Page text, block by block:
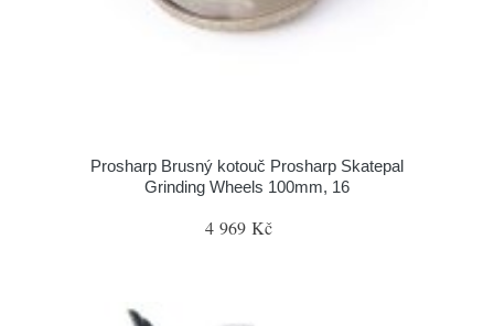
Prosharp Brusný kotouč Prosharp Skatepal
Grinding Wheels 100mm, 16
4 969 Kč